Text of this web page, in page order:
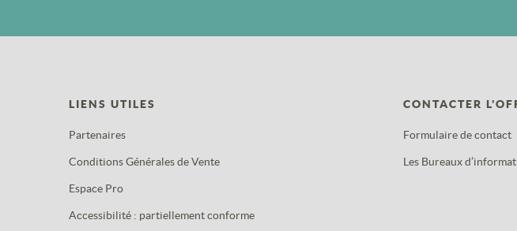
LIENS UTILES
Partenaires
Conditions Générales de Vente
Espace Pro
Accessibilité : partiellement conforme
CONTACTER
Formulaire de contact
Les Bureaux